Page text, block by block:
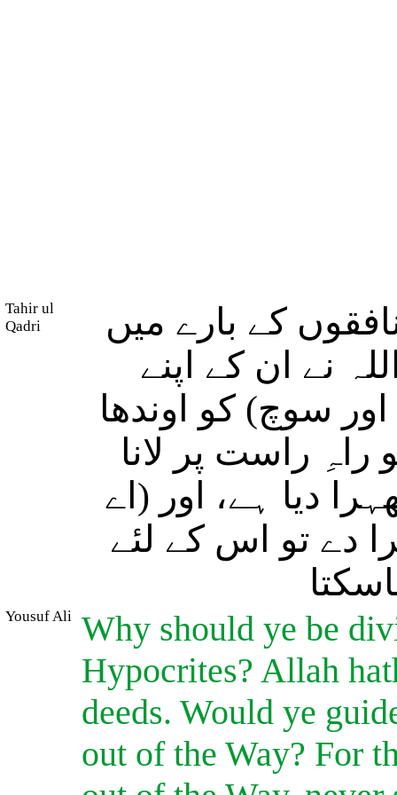
Tahir ul
Qadri
کے بارے میں
نے ان کے اپنے
سوچ) کو اوندھا
راست پر لانا
دیا ہے، اور (اے
دے تو اس کے لئے
Yousuf Ali Why should ye be
Hypocrites? Allah
deeds. Would ye
out of the Way? For